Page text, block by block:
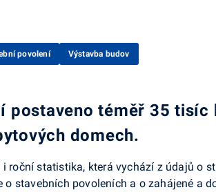
povolení Výstavba budov
postaveno téměř 35
domech.
roční statistika, která vychází z údajů o
stavebních povoleních a o zahájené a